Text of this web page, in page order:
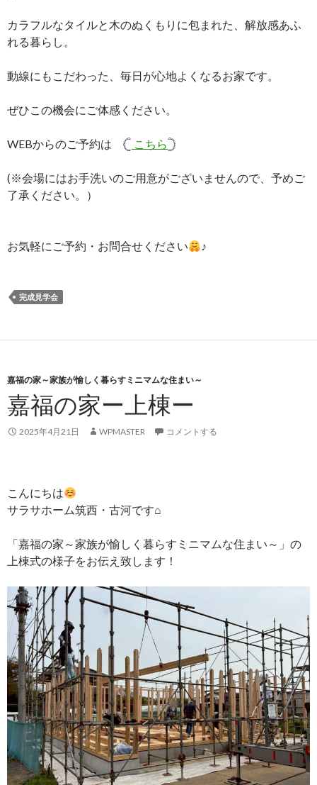
カラフルなタイルと木のぬくもりに包まれた、解放感あふ
れる暮らし。
動線にもこだわった、毎日が心地よくなるお家です。
ぜひこの機会にご体感ください。
WEBからのご予約は ‎𓊆 こちら𓊇
(※会場にはお手洗いのご用意がございませんので、予めご
了承ください。）
お気軽にご予約・お問合せください ♪
完成見学会
嘉福の家～家族が愉しく暮らすミニマムな住まい～
嘉福の家ー上棟ー
2025年4月21日 WPMASTER コメントする
こんにちは
サラサホーム筑西・古河です⌂
「嘉福の家～家族が愉しく暮らすミニマムな住まい～」の
上棟式の様子をお伝え致します！